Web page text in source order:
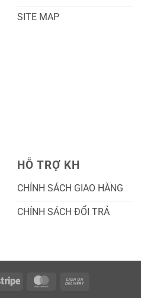
SITE MAP
HỖ TRỢ KH
CHÍNH SÁCH GIAO HÀNG
CHÍNH SÁCH ĐỔI TRẢ
Stripe MasterCard